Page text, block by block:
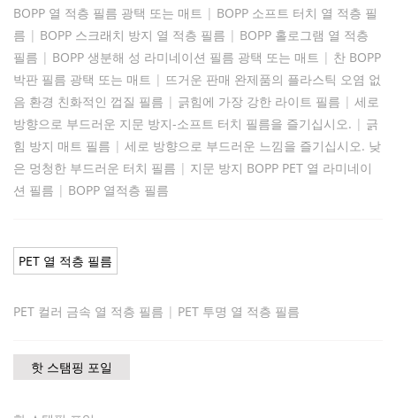
BOPP 열 적층 필름 광택 또는 매트 | BOPP 소프트 터치 열 적층 필
름 | BOPP 스크래치 방지 열 적층 필름 | BOPP 홀로그램 열 적층
필름 | BOPP 생분해 성 라미네이션 필름 광택 또는 매트 | 찬 BOPP
박판 필름 광택 또는 매트 | 뜨거운 판매 완제품의 플라스틱 오염 없
음 환경 친화적인 껍질 필름 | 긁힘에 가장 강한 라이트 필름 | 세로
방향으로 부드러운 지문 방지-소프트 터치 필름을 즐기십시오. | 긁
힘 방지 매트 필름 | 세로 방향으로 부드러운 느낌을 즐기십시오. 낮
은 멍청한 부드러운 터치 필름 | 지문 방지 BOPP PET 열 라미네이
션 필름 | BOPP 열적층 필름
PET 열 적층 필름
PET 컬러 금속 열 적층 필름 | PET 투명 열 적층 필름
핫 스탬핑 포일